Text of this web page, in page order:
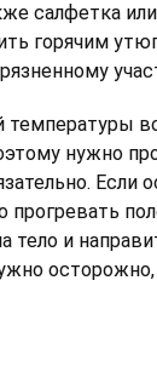
салфетка
горячим
нужно
Если
тело и